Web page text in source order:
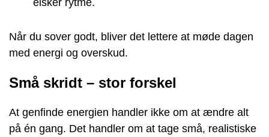
Når du sover godt, bliver det lettere at møde dagen
med energi og overskud.
Små skridt – stor forskel
At genfinde energien handler ikke om at ændre alt
på én gang. Det handler om at tage små, realistiske